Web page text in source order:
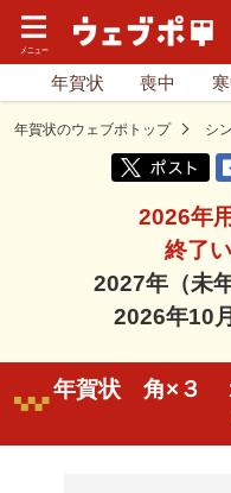
年賀状 喪中
年賀状のウェブポトップ シ
2026年
終了
2027年（未
2026年10
年賀状 角×３